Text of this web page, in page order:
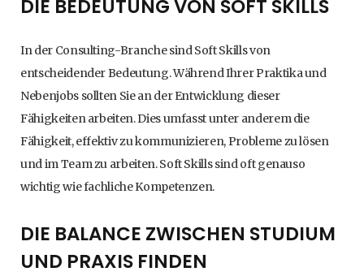
DIE BEDEUTUNG VON SOFT SKILLS
In der Consulting-Branche sind Soft Skills von
entscheidender Bedeutung. Während Ihrer Praktika und
Nebenjobs sollten Sie an der Entwicklung dieser
Fähigkeiten arbeiten. Dies umfasst unter anderem die
Fähigkeit, effektiv zu kommunizieren, Probleme zu lösen
und im Team zu arbeiten. Soft Skills sind oft genauso
wichtig wie fachliche Kompetenzen.
DIE BALANCE ZWISCHEN STUDIUM
UND PRAXIS FINDEN